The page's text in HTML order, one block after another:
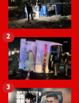
2
3